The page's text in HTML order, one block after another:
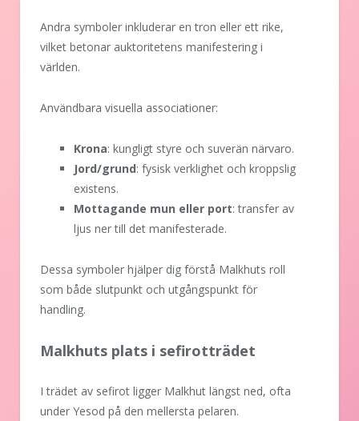
Andra symboler inkluderar en tron eller ett rike,
vilket betonar auktoritetens manifestering i
världen.
Användbara visuella associationer:
Krona: kungligt styre och suverän närvaro.
Jord/grund: fysisk verklighet och kroppslig
existens.
Mottagande mun eller port: transfer av
ljus ner till det manifesterade.
Dessa symboler hjälper dig förstå Malkhuts roll
som både slutpunkt och utgångspunkt för
handling.
Malkhuts plats i sefirotträdet
I trädet av sefirot ligger Malkhut längst ned, ofta
under Yesod på den mellersta pelaren.